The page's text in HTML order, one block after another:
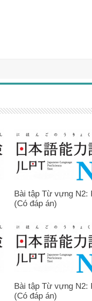
Bài tập Từ vựng N2:
(Có đáp án)
Bài tập Từ vựng N2:
(Có đáp án)